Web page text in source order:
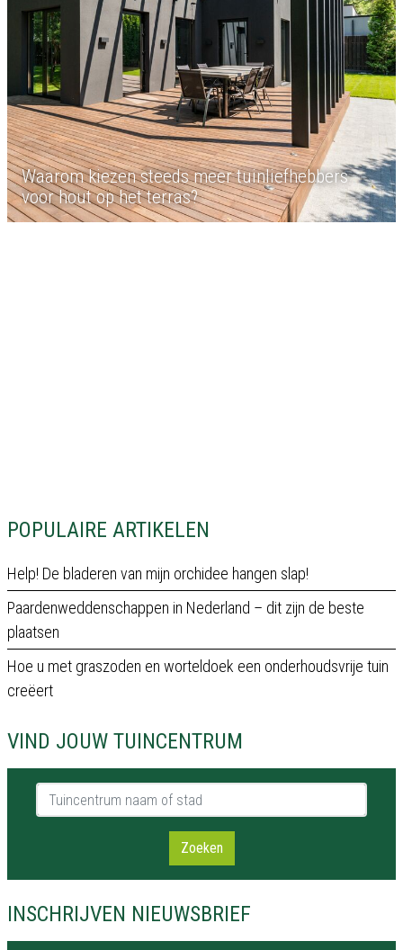
POPULAIRE ARTIKELEN
Help! De bladeren van mijn orchidee hangen slap!
Paardenweddenschappen in Nederland – dit zijn de beste
plaatsen
Hoe u met graszoden en worteldoek een onderhoudsvrije tuin
creëert
VIND JOUW TUINCENTRUM
Tuincentrum naam of stad
Zoeken
INSCHRIJVEN NIEUWSBRIEF
Waarom kiezen steeds meer tuinliefhebbers
voor hout op het terras?